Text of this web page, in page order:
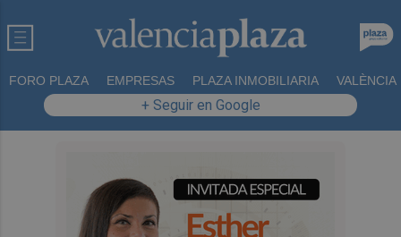
FORO PLAZA EMPRESAS PLAZA INMOBILIARIA VALÈNCIA
+ Seguir en Google